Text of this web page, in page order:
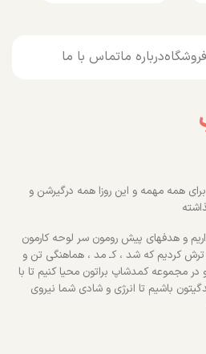
درباره ماتماس با ما
همه مهمه و این روزا همه درگیرشن و
و هدفهای پیش رومون سر لوحه کارمون
ترش کردیم که شد ، کـ مد ، هماهنگی تن و
مجموعه کمدشاپ براتون محیا کنیم تا با
باشیم تا انرژی و شادی شما نیروی